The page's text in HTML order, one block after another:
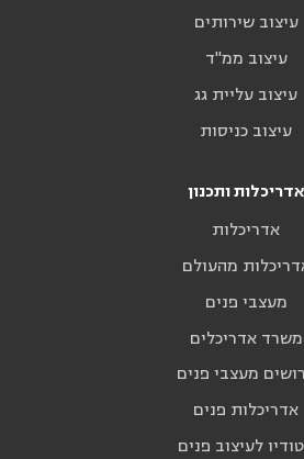
עיצוב שירותים
עיצוב ממ"ד
עיצוב עליית גג
עיצוב כניסות
אדריכלות ותכנון
אדריכלות
מהעולם
מעצבי פנים
משרד אדריכלים
מעצבי פנים
אדריכלות פנים
לעיצוב פנים